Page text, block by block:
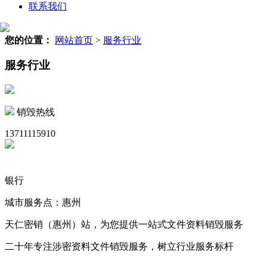
联系我们
您的位置： 网站首页 > 服务行业
服务行业
销毁热线
13711115910
银行
城市服务点：惠州
天仁密销（惠州）站，为您提供一站式文件资料销毁服务
二十年专注涉密资料文件销毁服务，树立行业服务标杆